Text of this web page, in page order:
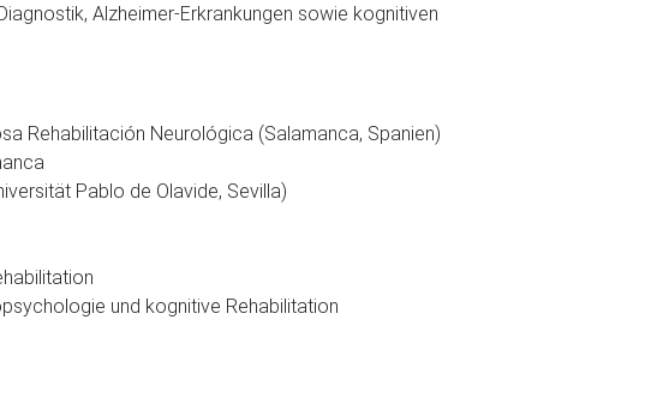
Alzheimer-Erkrankungen sowie kognitiven
Rehabilitación Neurológica (Salamanca, Spanien)
Pablo de Olavide, Sevilla)
und kognitive Rehabilitation